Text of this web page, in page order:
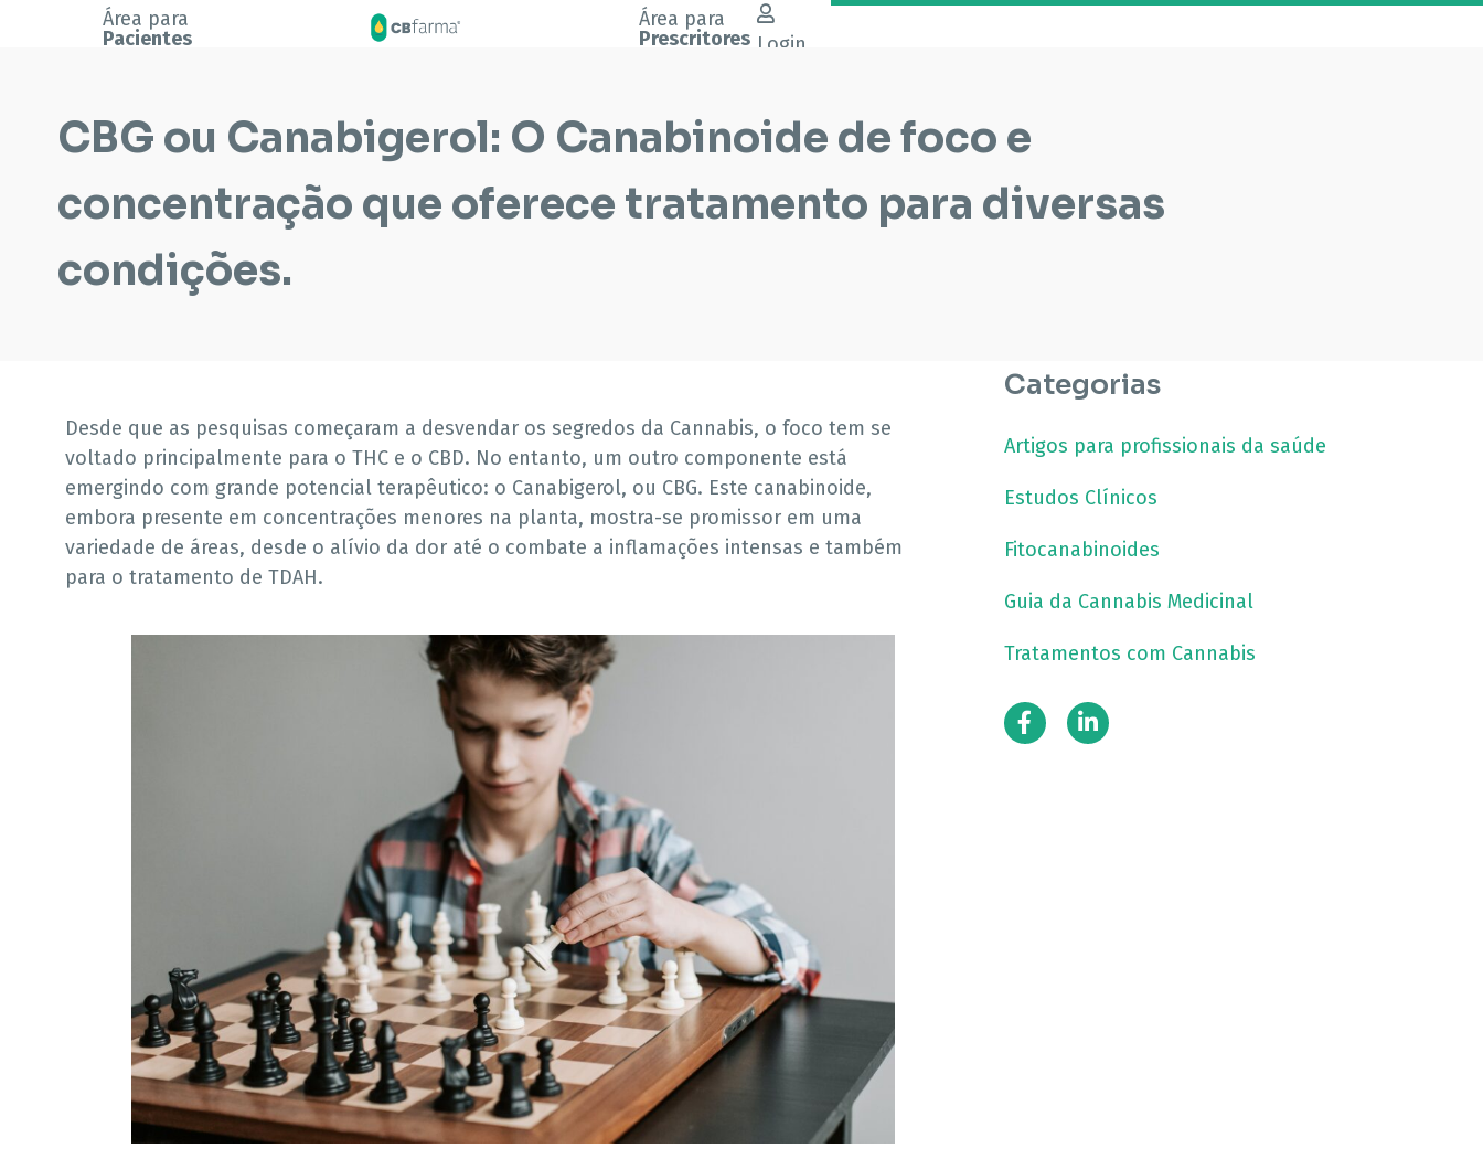
Área para
Pacientes
Área para
Prescritores Login
CBG ou Canabigerol: O Canabinoide de foco e
concentração que oferece tratamento para diversas
condições.
Desde que as pesquisas começaram a desvendar os segredos da Cannabis, o foco tem se
voltado principalmente para o THC e o CBD. No entanto, um outro componente está
emergindo com grande potencial terapêutico: o Canabigerol, ou CBG. Este canabinoide,
embora presente em concentrações menores na planta, mostra-se promissor em uma
variedade de áreas, desde o alívio da dor até o combate a inflamações intensas e também
para o tratamento de TDAH.
Categorias
Artigos para profissionais da saúde
Estudos Clínicos
Fitocanabinoides
Guia da Cannabis Medicinal
Tratamentos com Cannabis